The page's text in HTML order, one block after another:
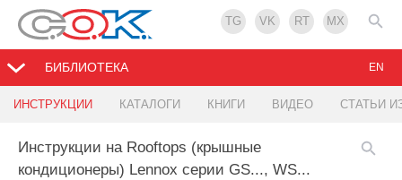
TG VK RT MX
БИБЛИОТЕКА
ИНСТРУКЦИИ КАТАЛОГИ КНИГИ ВИДЕО СТАТЬИ
EN
Инструкции на Rooftops (крышные
кондиционеры) Lennox серии GS..., WS...